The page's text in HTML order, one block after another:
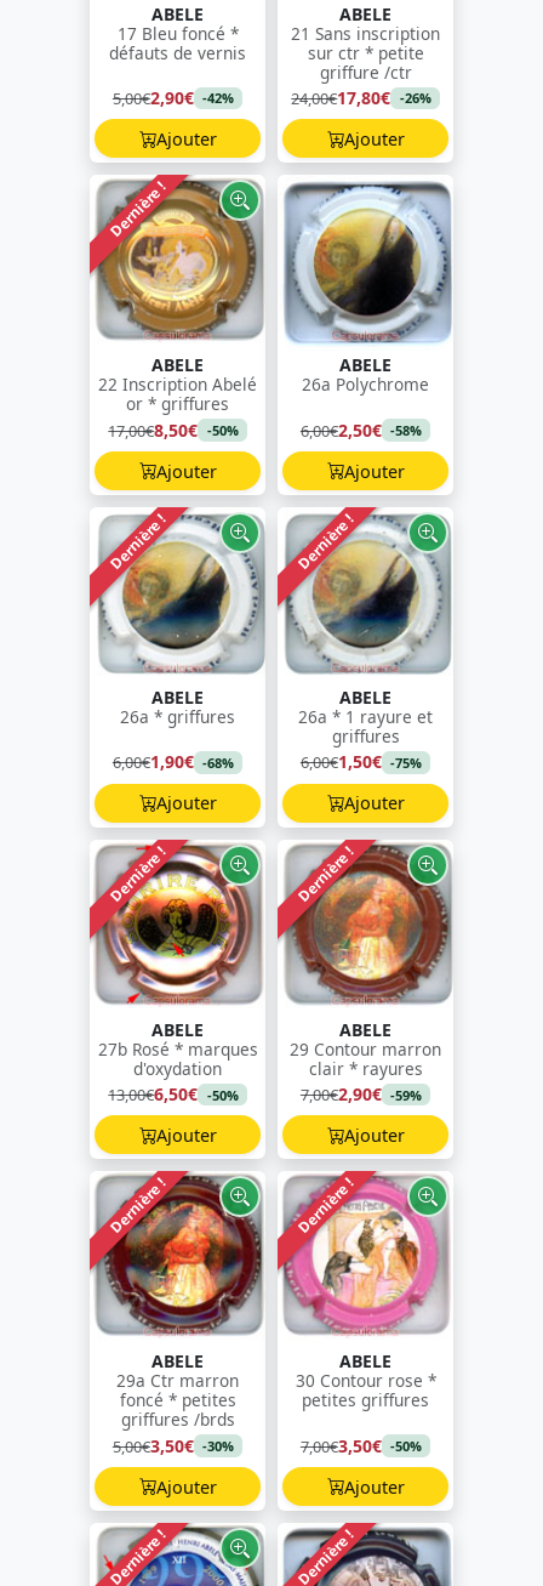
ABELE
17 Bleu foncé *
défauts de vernis
5,00€2,90€ -42%
Ajouter
ABELE
21 Sans inscription
sur ctr * petite
griffure /ctr
24,00€17,80€ -26%
Ajouter
Dernière !
ABELE
22 Inscription Abelé
or * griffures
17,00€8,50€ -50%
Ajouter
ABELE
26a Polychrome
6,00€2,50€ -58%
Ajouter
Dernière !
ABELE
26a * griffures
6,00€1,90€ -68%
Ajouter
Dernière !
ABELE
26a * 1 rayure et
griffures
6,00€1,50€ -75%
Ajouter
Dernière !
ABELE
27b Rosé * marques
d'oxydation
13,00€6,50€ -50%
Ajouter
Dernière !
ABELE
29 Contour marron
clair * rayures
7,00€2,90€ -59%
Ajouter
Dernière !
ABELE
29a Ctr marron
foncé * petites
griffures /brds
5,00€3,50€ -30%
Ajouter
Dernière !
ABELE
30 Contour rose *
petites griffures
7,00€3,50€ -50%
Ajouter
Dernière ! Dernière !